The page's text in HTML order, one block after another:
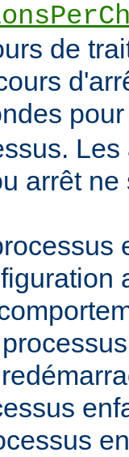
de
arrêt ne